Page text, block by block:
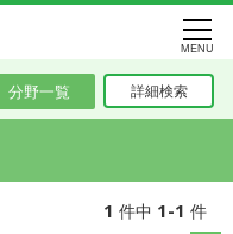
分野一覧 詳細検索
MENU
1 件中 1-1 件